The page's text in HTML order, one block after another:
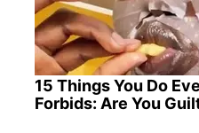
15 Things You Do
Forbids: Are You